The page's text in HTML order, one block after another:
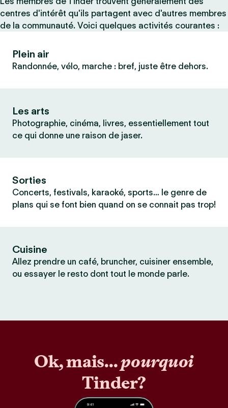
centres d'intérêt qu'ils partagent avec d'autres membres
de la communauté. Voici quelques activités courantes :
Plein air
Randonnée, vélo, marche : bref, juste être dehors.
Les arts
Photographie, cinéma, livres, essentiellement tout
ce qui donne une raison de jaser.
Sorties
Concerts, festivals, karaoké, sports… le genre de
plans qui se font bien quand on se connait pas trop!
Cuisine
Allez prendre un café, bruncher, cuisiner ensemble,
ou essayer le resto dont tout le monde parle.
Ok, mais...pourquoi
Tinder?